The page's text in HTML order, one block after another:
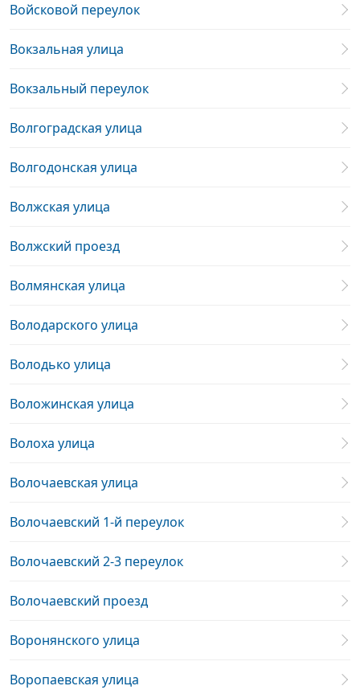
Войсковой переулок
Вокзальная улица
Вокзальный переулок
Волгоградская улица
Волгодонская улица
Волжская улица
Волжский проезд
Волмянская улица
Володарского улица
Володько улица
Воложинская улица
Волоха улица
Волочаевская улица
Волочаевский 1-й переулок
Волочаевский 2-3 переулок
Волочаевский проезд
Воронянского улица
Воропаевская улица